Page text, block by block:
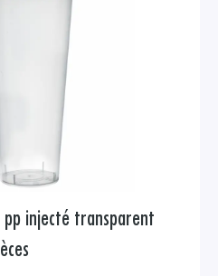
injecté transparent